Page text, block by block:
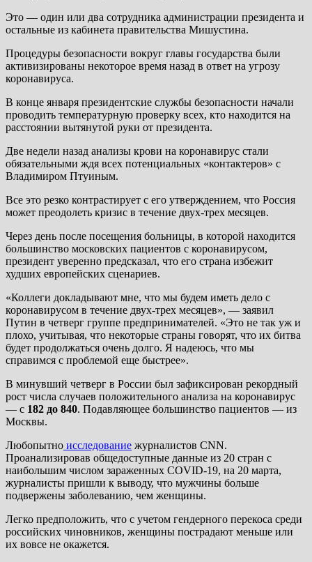
Это — один или два сотрудника администрации президента и
остальные из кабинета правительства Мишустина.
Процедуры безопасности вокруг главы государства были
активизированы некоторое время назад в ответ на угрозу
коронавируса.
В конце января президентские службы безопасности начали
проводить температурную проверку всех, кто находится на
расстоянии вытянутой руки от президента.
Две недели назад анализы крови на коронавирус стали
обязательными ждя всех потенциальных «контактеров» с
Владимиром Птуиным.
Все это резко контрастирует с его утверждением, что Россия
может преодолеть кризис в течение двух-трех месяцев.
Через день после посещения больницы, в которой находится
большинство московских пациентов с коронавирусом,
президент уверенно предсказал, что его страна избежит
худших европейских сценариев.
«Коллеги докладывают мне, что мы будем иметь дело с
коронавирусом в течение двух-трех месяцев», — заявил
Путин в четверг группе предпринимателей. «Это не так уж и
плохо, учитывая, что некоторые страны говорят, что их битва
будет продолжаться очень долго. Я надеюсь, что мы
справимся с проблемой еще быстрее».
В минувший четверг в России был зафиксирован рекордный
рост числа случаев положительного анализа на коронавирус
— с 182 до 840. Подавляющее большинство пациентов — из
Москвы.
Любопытно исследование журналистов CNN.
Проанализировав общедоступные данные из 20 стран с
наибольшим числом зараженных COVID-19, на 20 марта,
журналисты пришли к выводу, что мужчины больше
подвержены заболеванию, чем женщины.
Легко предположить, что с учетом гендерного перекоса среди
российских чиновников, женщины пострадают меньше или
их вовсе не окажется.